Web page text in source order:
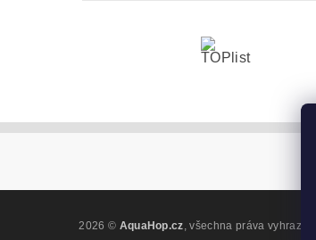
2026 © AquaHop.cz , všechna práva vyhrazena